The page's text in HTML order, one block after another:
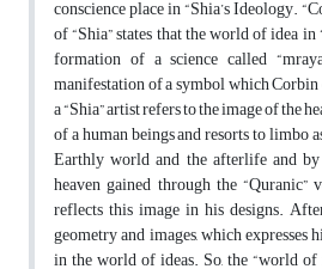
conscience place in “Shia’s Ideology.
of “Shia” states that the world of idea
formation of a science called
manifestation of a symbol which
a “Shia” artist refers to the image of the
of a human beings and resorts to limbo
Earthly world and the afterlife and
heaven gained through the “Quranic”
reflects this image in his designs.
geometry and images, which
in the world of ideas. So, the “world of